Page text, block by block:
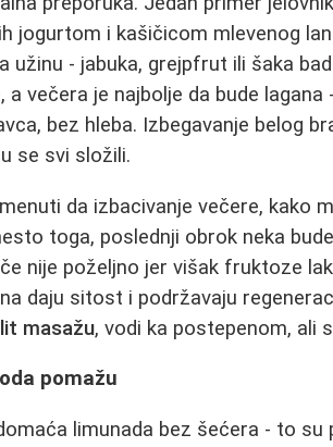
jogurtom i kašičicom mlevenog
užinu - jabuka, grejpfrut ili šaka
a večera je najbolje da bude
bez hleba. Izbegavanje belog
se svi složili.
da izbacivanje večere, kako
toga, poslednji obrok neka
nije poželjno jer višak fruktoze
daju sitost i podržavaju
masažu, vodi ka postepenom, ali
pomažu
limunada bez šećera - to